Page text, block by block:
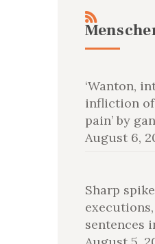
‘Wanton,
infliction
pain’ by
August 6,
Sharp
sentences